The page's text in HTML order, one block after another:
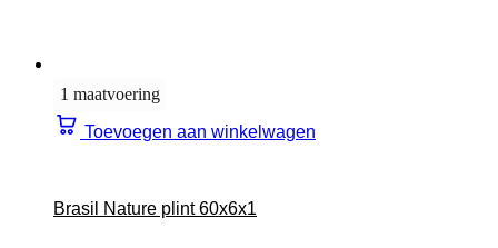
1 maatvoering
Toevoegen aan winkelwagen
Brasil Nature plint 60x6x1